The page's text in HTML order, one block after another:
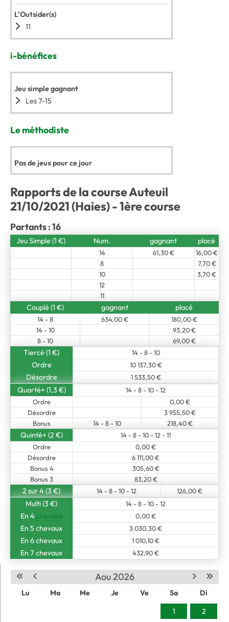
Aou 2026
Lu Ma Me Je Ve Sa
Di
1
2
L'Outsider(s)
11
i-bénéfices
Jeu simple gagnant
Les 7-15
Le méthodiste
Pas de jeux pour ce jour
Rapports de la course Auteuil
21/10/2021 (Haies) - 1ère course
Partants : 16
Jeu Simple (1 €) Num. gagnant placé
14 61,30 €
16,00 €
8
7,70 €
10
3,70 €
12
11
Couplé (1 €) gagnant placé
14 - 8 634,00 €
180,00 €
14 - 10
93,20 €
8 - 10
69,00 €
Tiercé (1 €) 14 - 8 - 10
Ordre 10 137,30 €
Désordre 1 533,50 €
Quarté+ (1,3 €)
14 - 8 - 10 - 12
Ordre
0,00 €
Désordre
3 955,50 €
Bonus
14 - 8 - 10 218,40 €
Quinté+ (2 €)
14 - 8 - 10 - 12 - 11
Ordre
0,00 €
Désordre
6 111,00 €
Bonus 4
305,60 €
Bonus 3
83,20 €
2 sur 4 (3 €) 14 - 8 - 10 - 12 126,00 €
Multi (3 €) 14 - 8 - 10 - 12
En 4 chevaux 0,00 €
En 5 chevaux 3 030,30 €
En 6 chevaux 1 010,10 €
En 7 chevaux 432,90 €